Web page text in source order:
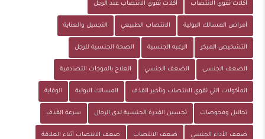
أكلات تقوي الانتصاب أكلات تقوي الانتصاب عند الرجل
أمراض المسالك البولية الانتصاب الطبيعي التجميل والعناية
التشخيص المبكر الرغبه الجنسية الصحة الجنسية للرجل
الضعف الجنسى الضعف الجنسي العلاج بالموجات التصادمية
المأكولات التي تقوي الانتصاب وتأخير القذف المسالك البولية الوقاية
تحاليل وفحوصات تحسين القدرة الجنسية لدى الرجال سرعة القذف
ضعف الأداء الجنسي ضعف الانتصاب ضعف الانتصاب أثناء العلاقة